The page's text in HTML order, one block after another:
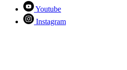
Youtube
Instagram